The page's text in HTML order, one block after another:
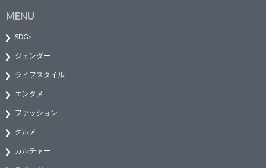
MENU
SDGs
ジェンダー
ライフスタイル
エンタメ
ファッション
グルメ
カルチャー